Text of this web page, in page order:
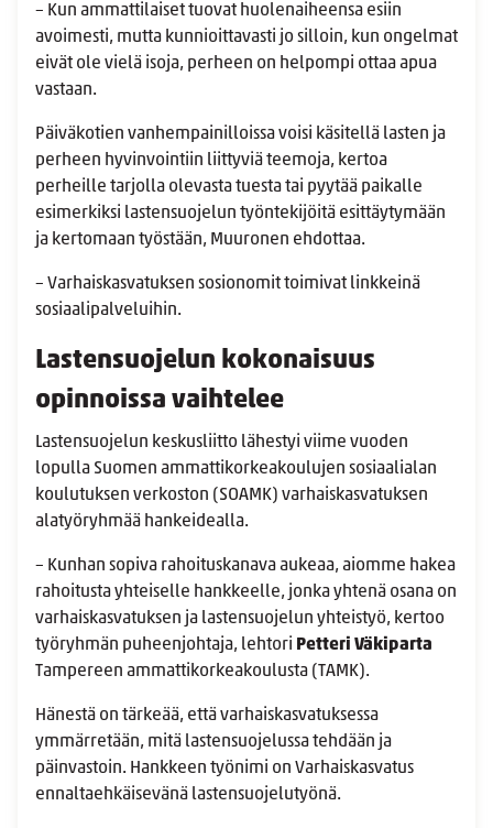
– Kun ammattilaiset tuovat huolenaiheensa esiin
avoimesti, mutta kunnioittavasti jo silloin, kun ongelmat
eivät ole vielä isoja, perheen on helpompi ottaa apua
vastaan.
Päiväkotien vanhempainilloissa voisi käsitellä lasten ja
perheen hyvinvointiin liittyviä teemoja, kertoa
perheille tarjolla olevasta tuesta tai pyytää paikalle
esimerkiksi lastensuojelun työntekijöitä esittäytymään
ja kertomaan työstään, Muuronen ehdottaa.
– Varhaiskasvatuksen sosionomit toimivat linkkeinä
sosiaalipalveluihin.
Lastensuojelun kokonaisuus
opinnoissa vaihtelee
Lastensuojelun keskusliitto lähestyi viime vuoden
lopulla Suomen ammattikorkeakoulujen sosiaalialan
koulutuksen verkoston (SOAMK) varhaiskasvatuksen
alatyöryhmää hankeidealla.
– Kunhan sopiva rahoituskanava aukeaa, aiomme hakea
rahoitusta yhteiselle hankkeelle, jonka yhtenä osana on
varhaiskasvatuksen ja lastensuojelun yhteistyö, kertoo
työryhmän puheenjohtaja, lehtori Petteri Väkiparta
Tampereen ammattikorkeakoulusta (TAMK).
Hänestä on tärkeää, että varhaiskasvatuksessa
ymmärretään, mitä lastensuojelussa tehdään ja
päinvastoin. Hankkeen työnimi on Varhaiskasvatus
ennaltaehkäisevänä lastensuojelutyönä.